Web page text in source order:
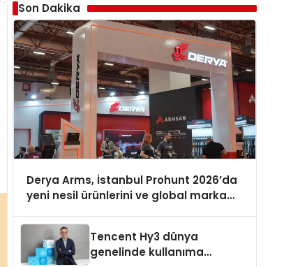
Son Dakika
Derya Arms, İstanbul Prohunt 2026’da
yeni nesil ürünlerini ve global marka
Tencent Hy3 dünya
genelinde kullanıma